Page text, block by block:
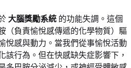
大腦獎勵系統 的功能失調。這個
（負責愉悅感傳遞的化學物質）驅
悅感與動力。當我們從事愉悅活動
該行為。但在快感缺失症影響下，